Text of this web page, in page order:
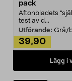
pack
Aftonbladets
test av d...
Utförande: Grå/
39,90
Lägg i